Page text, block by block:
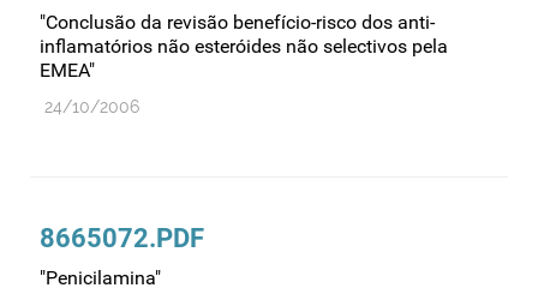
Cosméticos
Dispensa
Dispositivos médicos
Entidades reguladoras
Estrutura e organização
"Conclusão da revisão benefício-risco dos anti-
inflamatórios não esteróides não selectivos pela
EMEA"
24/10/2006
8665072.PDF
"Penicilamina"